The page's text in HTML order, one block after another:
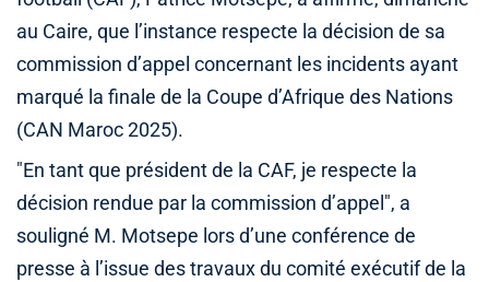
au Caire, que l’instance respecte la décision de sa
commission d’appel concernant les incidents ayant
marqué la finale de la Coupe d’Afrique des Nations
(CAN Maroc 2025).
"En tant que président de la CAF, je respecte la
décision rendue par la commission d’appel", a
souligné M. Motsepe lors d’une conférence de
presse à l’issue des travaux du comité exécutif de la